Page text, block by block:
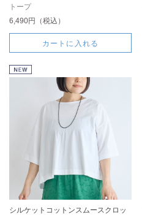
トープ
6,490円（税込）
カートに入れる
シルケットコットンスムースクロッ